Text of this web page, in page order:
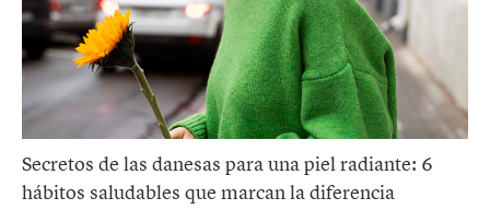
Secretos de las danesas para una piel radiante: 6
hábitos saludables que marcan la diferencia